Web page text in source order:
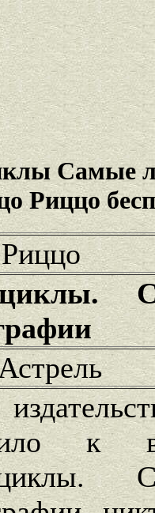
Самые
Риццо
к